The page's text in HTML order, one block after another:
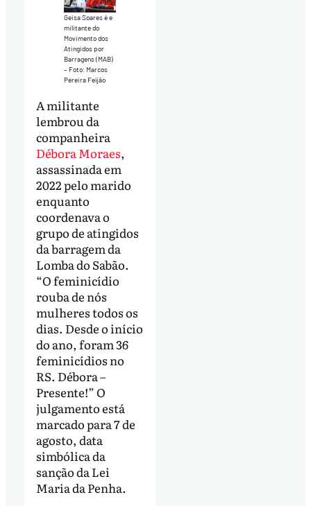
Geisa Soares é e
militante do
Movimento dos
Atingidos por
Barragens (MAB)
– Foto: Marcos
Pereira Feijão
A militante
lembrou da
companheira
Débora Moraes,
assassinada em
2022 pelo marido
enquanto
coordenava o
grupo de atingidos
da barragem da
Lomba do Sabão.
“O feminicídio
rouba de nós
mulheres todos os
dias. Desde o início
do ano, foram 36
feminicídios no
RS. Débora –
Presente!” O
julgamento está
marcado para 7 de
agosto, data
simbólica da
sanção da Lei
Maria da Penha.